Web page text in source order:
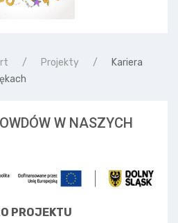
Projekty
Kariera
W NASZYCH
PROJEKTU